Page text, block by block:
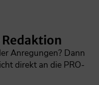
Anregungen? Dann
direkt an die PRO-